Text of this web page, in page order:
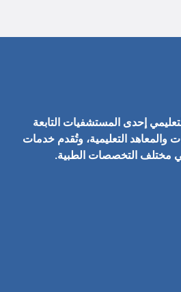
إحدى المستشفيات التابعة
والمعاهد التعليمية، وتُقدم خدمات
مختلف التخصصات الطبية.